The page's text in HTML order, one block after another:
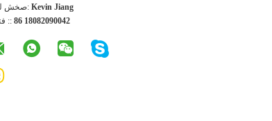
اتصل Kevin Jiang
86 18082090042